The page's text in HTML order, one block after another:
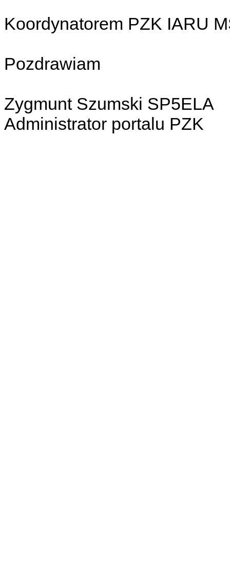
Koordynatorem PZK IARU
Pozdrawiam
Zygmunt Szumski SP5ELA
Administrator portalu PZK